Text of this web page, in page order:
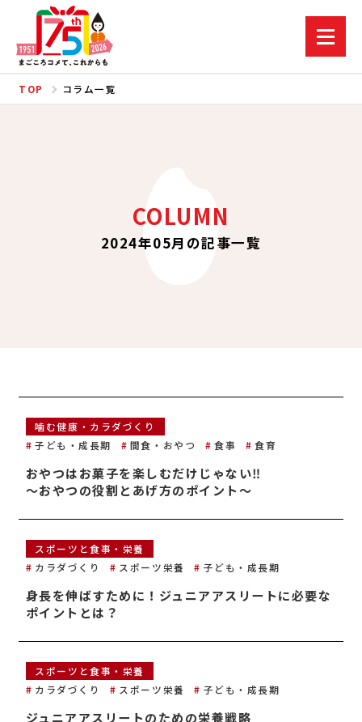
TOP コラム一覧
COLUMN
2024年05月の記事一覧
噛む健康・カラダづくり
子ども・成長期
間食・おやつ 食事 食育
おやつはお菓子を楽しむだけじゃない‼
～おやつの役割とあげ方のポイント～
スポーツと食事・栄養
カラダづくり
スポーツ栄養 子ども・成長期
身長を伸ばすために！ジュニアアスリートに必要な
ポイントとは？
スポーツと食事・栄養
カラダづくり
スポーツ栄養 子ども・成長期
ジュニアアスリートのための栄養戦略